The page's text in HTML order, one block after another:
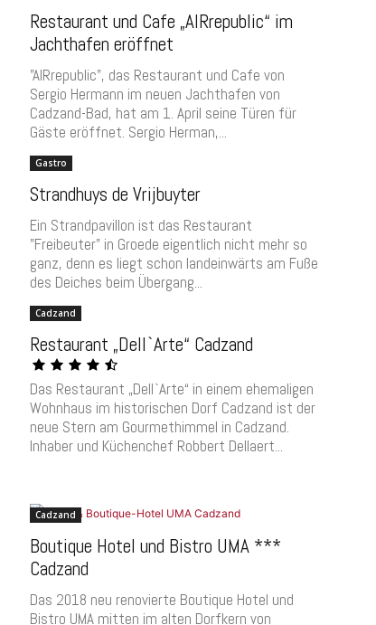
Restaurant und Cafe „AIRrepublic“ im
Jachthafen eröffnet
"AIRrepublic", das Restaurant und Cafe von
Sergio Hermann im neuen Jachthafen von
Cadzand-Bad, hat am 1. April seine Türen für
Gäste eröffnet. Sergio Herman,...
Gastro
Strandhuys de Vrijbuyter
Ein Strandpavillon ist das Restaurant
"Freibeuter" in Groede eigentlich nicht mehr so
ganz, denn es liegt schon landeinwärts am Fuße
des Deiches beim Übergang...
Cadzand
Restaurant „Dell`Arte“ Cadzand
Das Restaurant „Dell`Arte“ in einem ehemaligen
Wohnhaus im historischen Dorf Cadzand ist der
neue Stern am Gourmethimmel in Cadzand.
Inhaber und Küchenchef Robbert Dellaert...
Cadzand
Boutique Hotel und Bistro UMA ***
Cadzand
Das 2018 neu renovierte Boutique Hotel und
Bistro UMA mitten im alten Dorfkern von